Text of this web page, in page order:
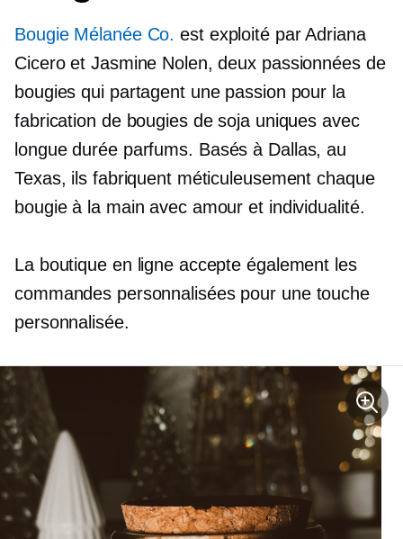
Bougie Mélanée Co. est exploité par Adriana
Cicero et Jasmine Nolen, deux passionnées de
bougies qui partagent une passion pour la
fabrication de bougies de soja uniques avec
longue duréeparfums. Basés à Dallas, au
Texas, ils fabriquent méticuleusement chaque
bougie à la main avec amour et individualité.
La boutique en ligne accepte également les
commandes personnalisées pour une touche
personnalisée.